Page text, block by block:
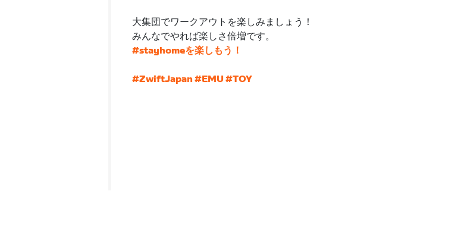
大集団でワークアウトを楽しみましょう！
みんなでやれば楽しさ倍増です。
#stayhomeを楽しもう！
#ZwiftJapan#EMU#TOY